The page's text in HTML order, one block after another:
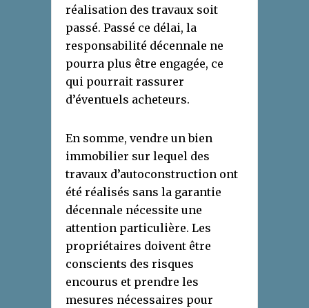
réalisation des travaux soit
passé. Passé ce délai, la
responsabilité décennale ne
pourra plus être engagée, ce
qui pourrait rassurer
d’éventuels acheteurs.
En somme, vendre un bien
immobilier sur lequel des
travaux d’autoconstruction ont
été réalisés sans la garantie
décennale nécessite une
attention particulière. Les
propriétaires doivent être
conscients des risques
encourus et prendre les
mesures nécessaires pour